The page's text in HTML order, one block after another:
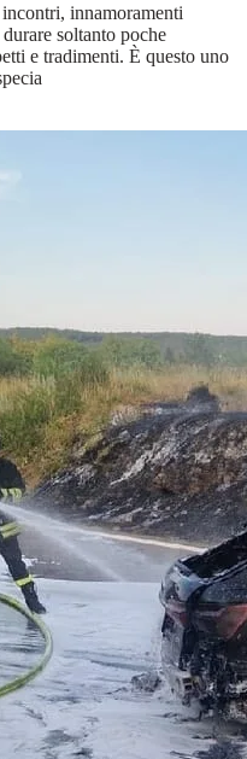
innamoramenti
soltanto poche
e tradimenti. È questo uno